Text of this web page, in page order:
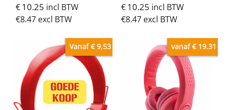
€10.25 incl BTW
€8.47 excl BTW
€10.25 incl BTW
€8.47 excl BTW
Vanaf € 9,53 vanaf € 19.31